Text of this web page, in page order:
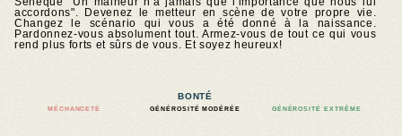
accordons". Devenez le metteur en scène de votre propre vie.
Changez le scénario qui vous a été donné à la naissance.
Pardonnez-vous absolument tout. Armez-vous de tout ce qui vous
rend plus forts et sûrs de vous. Et soyez heureux!
BONTÉ
MÉCHANCETÉ GÉNÉROSITÉ MODÉRÉE GÉNÉROSITÉ EXTRÊME